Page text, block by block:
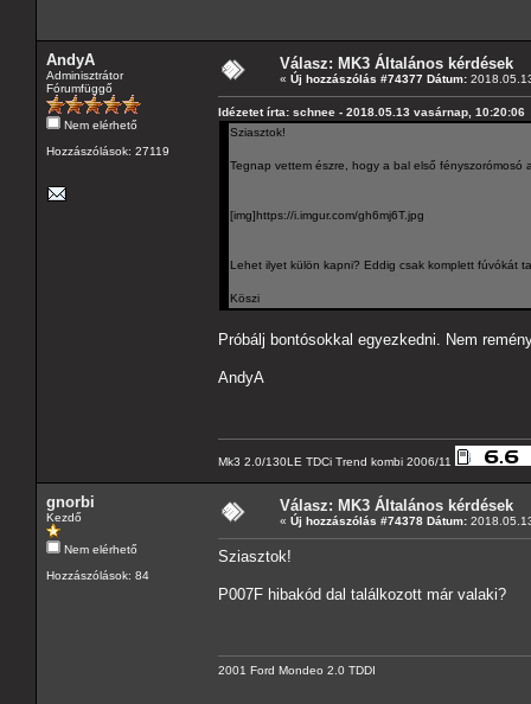
AndyA
Adminisztrátor
Fórumfüggő
Nem elérhető
Hozzászólások: 27119
Válasz: MK3 Általános kérdések
« Új hozzászólás #74377 Dátum:
Idézetet írta: schnee - 2018.05.13 vasárnap, 10:20:06
Sziasztok!
Tegnap vettem észre, hogy a bal első
[img]https://i.imgur.com/gh6mj6T.jpg
Lehet ilyet külön kapni? Eddig csak komplett fúvókát
Köszi
Próbálj bontósokkal egyezkedni. Nem
AndyA
Mk3 2.0/130LE TDCi Trend kombi 2006/11
gnorbi
Kezdő
Nem elérhető
Hozzászólások: 84
Válasz: MK3 Általános kérdések
« Új hozzászólás #74378 Dátum:
Sziasztok!
P007F hibakód dal találkozott már valaki?
2001 Ford Mondeo 2.0 TDDI